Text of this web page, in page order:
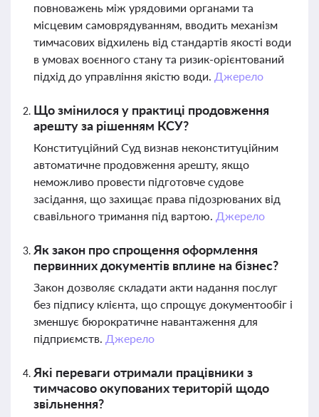
повноважень між урядовими органами та
місцевим самоврядуванням, вводить механізм
тимчасових відхилень від стандартів якості води
в умовах воєнного стану та ризик-орієнтований
підхід до управління якістю води. Джерело
Що змінилося у практиці продовження
арешту за рішенням КСУ?
Конституційний Суд визнав неконституційним
автоматичне продовження арешту, якщо
неможливо провести підготовче судове
засідання, що захищає права підозрюваних від
свавільного тримання під вартою. Джерело
Як закон про спрощення оформлення
первинних документів вплине на бізнес?
Закон дозволяє складати акти надання послуг
без підпису клієнта, що спрощує документообіг і
зменшує бюрократичне навантаження для
підприємств. Джерело
Які переваги отримали працівники з
тимчасово окупованих територій щодо
звільнення?